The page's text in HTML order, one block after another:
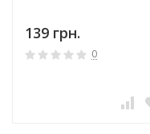
139 грн.
0